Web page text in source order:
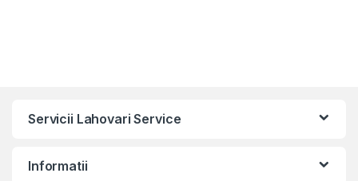
Servicii Lahovari Service
Informatii